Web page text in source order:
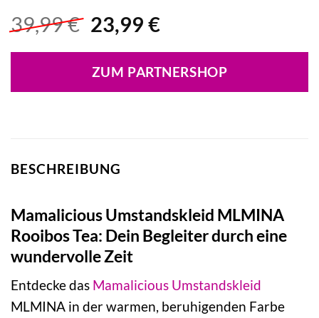
39,99€ Ursprünglicher
war:
39,99 €
23,99 €Aktueller
ist:
23,99 €.
ZUM PARTNERSHOP
BESCHREIBUNG
Mamalicious Umstandskleid MLMINA
Rooibos Tea: Dein Begleiter durch eine
wundervolle Zeit
Entdecke das Mamalicious Umstandskleid
MLMINA in der warmen, beruhigenden Farbe